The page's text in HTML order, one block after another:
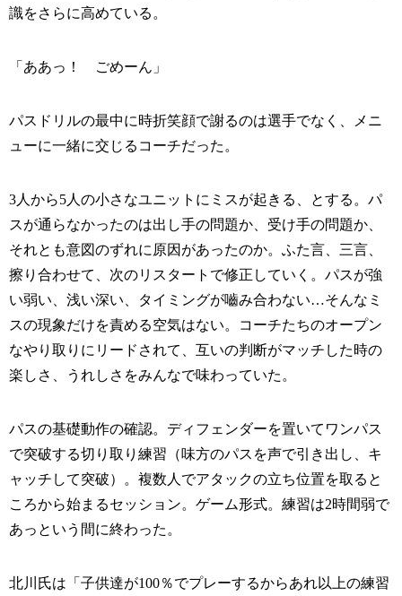
識をさらに高めている。
「ああっ！ ごめーん」
パスドリルの最中に時折笑顔で謝るのは選手でなく、メニ
ューに一緒に交じるコーチだった。
3人から5人の小さなユニットにミスが起きる、とする。パ
スが通らなかったのは出し手の問題か、受け手の問題か、
それとも意図のずれに原因があったのか。ふた言、三言、
擦り合わせて、次のリスタートで修正していく。パスが強
い弱い、浅い深い、タイミングが嚙み合わない…そんなミ
スの現象だけを責める空気はない。コーチたちのオープン
なやり取りにリードされて、互いの判断がマッチした時の
楽しさ、うれしさをみんなで味わっていた。
パスの基礎動作の確認。ディフェンダーを置いてワンパス
で突破する切り取り練習（味方のパスを声で引き出し、キ
ャッチして突破）。複数人でアタックの立ち位置を取ると
ころから始まるセッション。ゲーム形式。練習は2時間弱で
あっという間に終わった。
北川氏は「子供達が100％でプレーするからあれ以上の練習